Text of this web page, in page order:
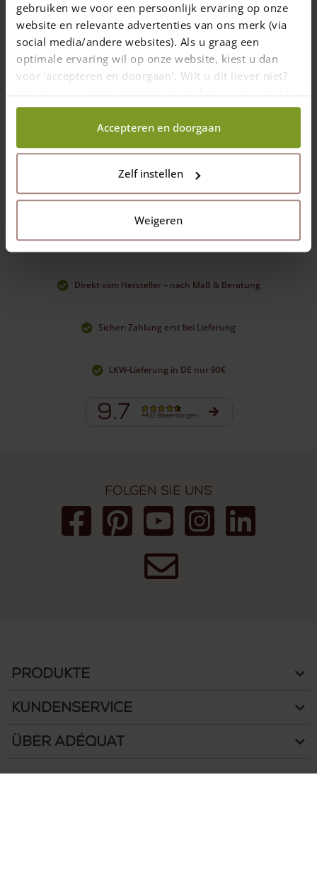
gebruiken we voor een persoonlijk ervaring op onze
website en relevante advertenties van ons merk (via
social media/andere websites). Als u graag een
optimale ervaring wil op onze website, kiest u dan
voor ‘accepteren en doorgaan'. Wilt u dit liever niet?
Kies dan voor ‘zelf instellen’ en geef aan welke cookies
wij wel mogen verzamelen.
Accepteren en doorgaan
Zelf instellen
Weigeren
1A EU-Qualität – nachhaltig & günstig
Direkt vom Hersteller – nach Maß & Beratung
Sicher: Zahlung erst bei Lieferung
LKW-Lieferung in DE nur 90€
9.7 4432 Bewertungen
Folgen Sie uns
Produkte
Kundenservice
Über Adéquat